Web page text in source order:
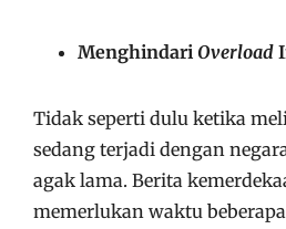
Menghindari Overload
Tidak seperti dulu ketika
sedang terjadi dengan
agak lama. Berita
memerlukan waktu